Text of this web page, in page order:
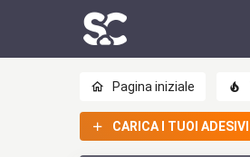
Pagina iniziale
CARICA I TUOI ADESIVI